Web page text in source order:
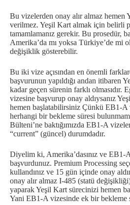
Bu vizelerden onay alır almaz hemen
verilmez. Yeşil Kart almak için belirli
tamamlamanız gerekir. Bu prosedür,
Amerika’da mı yoksa Türkiye’de mi
değişiklik gösterebilir.
Bu iki vize açısından en önemli
başvurunun yapıldığı andan itibaren
kadar geçen sürenin farklı olmasıdır.
vizesine başvurup onay aldıysanız
hemen başlatabilirsiniz Çünkü EB1-A
herhangi bir bekleme süresi
Bülteni’ne baktığımızda EB1-A
“current” (güncel) durumdadır.
Diyelim ki, Amerika’dasınız ve EB1-
başvurdunuz. Premium Processing
kullandınız ve 15 gün içinde onay
onay alır almaz I-485 (statü
yaparak Yeşil Kart sürecinizi hemen
Yani EB1-A vizesinde ek bir bekleme